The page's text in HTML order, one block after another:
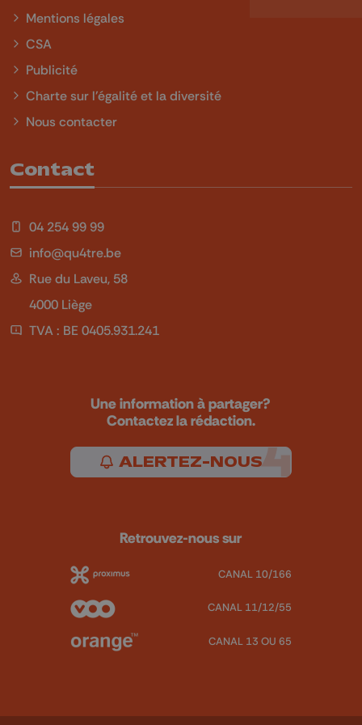
Mentions légales
CSA
Publicité
Charte sur l'égalité et la diversité
Nous contacter
Contact
04 254 99 99
info@qu4tre.be
Rue du Laveu, 58
4000 Liège
TVA : BE 0405.931.241
Une information à partager?
Contactez la rédaction.
ALERTEZ-NOUS
Retrouvez-nous sur
CANAL 10/166
CANAL 11/12/55
CANAL 13 OU 65